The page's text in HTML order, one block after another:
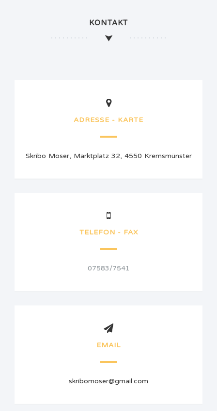
KONTAKT
ADRESSE - KARTE
Skribo Moser, Marktplatz 32, 4550 Kremsmünster
TELEFON - FAX
07583/7541
EMAIL
skribomoser@gmail.com